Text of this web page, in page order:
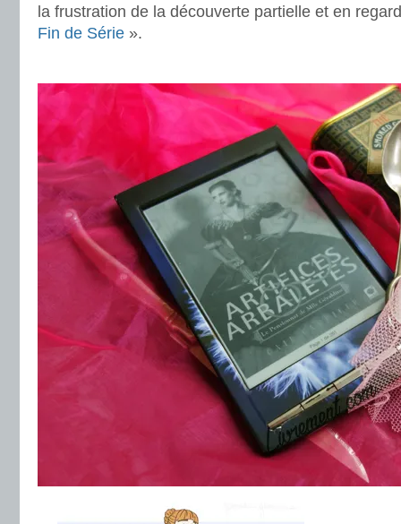
la frustration de la découverte partielle et en
Fin de Série ».